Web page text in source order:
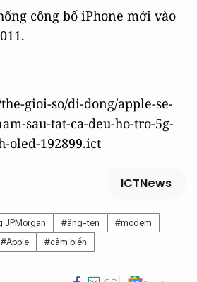
công bố iPhone mới vào
gioi-so/di-dong/apple-se-
sau-tat-ca-deu-ho-tro-5g-
oled-192899.ict
ICTNews
JPMorgan #ăng-ten
#modem
#Apple #cảm biến